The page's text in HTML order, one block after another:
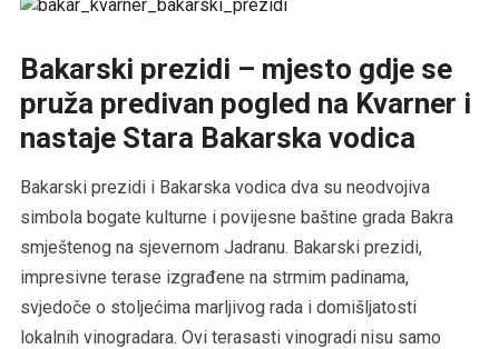
Bakarski prezidi – mjesto gdje se
pruža predivan pogled na Kvarner i
nastaje Stara Bakarska vodica
Bakarski prezidi i Bakarska vodica dva su neodvojiva
simbola bogate kulturne i povijesne baštine grada Bakra
smještenog na sjevernom Jadranu. Bakarski prezidi,
impresivne terase izgrađene na strmim padinama,
svjedoče o stoljećima marljivog rada i domišljatosti
lokalnih vinogradara. Ovi terasasti vinogradi nisu samo